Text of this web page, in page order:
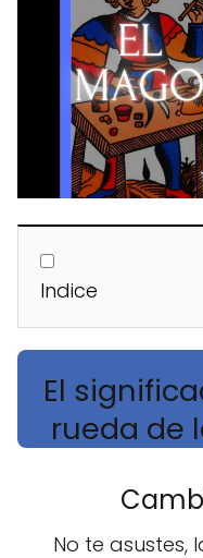
Indice
El
rueda de
No te asustes,